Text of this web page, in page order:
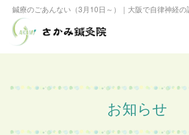
鍼療のごあんない（3月10日～）｜大阪で自律神経
お知らせ